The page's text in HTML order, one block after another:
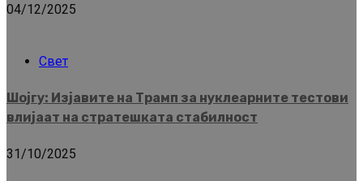
04/12/2025
Свет
Шојгу: Изјавите на Трамп за нуклеарните тестови
влијаат на стратешката стабилност
31/10/2025